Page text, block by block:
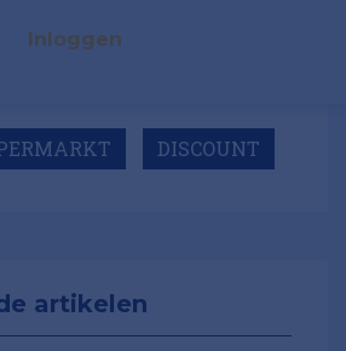
Inloggen
DISCOUNT
artikelen